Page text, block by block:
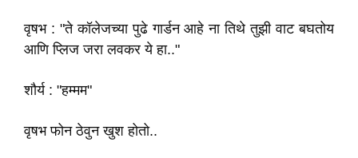
वृषभ : "ते कॉलेजच्या पुढे गार्डन आहे ना तिथे तुझी वाट बघतोय
आणि प्लिज जरा लवकर ये हा.."
शौर्य : "हम्मम"
वृषभ फोन ठेवुन खुश होतो..